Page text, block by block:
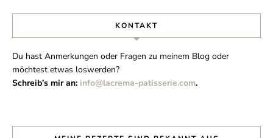
KONTAKT
Du hast Anmerkungen oder Fragen zu meinem Blog oder
möchtest etwas loswerden?
Schreib’s mir an: info@lacrema-patisserie.com.